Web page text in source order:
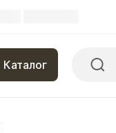
Каталог